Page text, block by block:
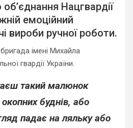
Нацгвардії
емоційний
вироби ручної роботи.
імені Михайла
гвардії України.
такий малюнок
буднів, або
падає на ляльку або